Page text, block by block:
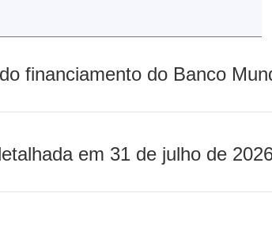
financiamento do Banco
em 31 de julho de